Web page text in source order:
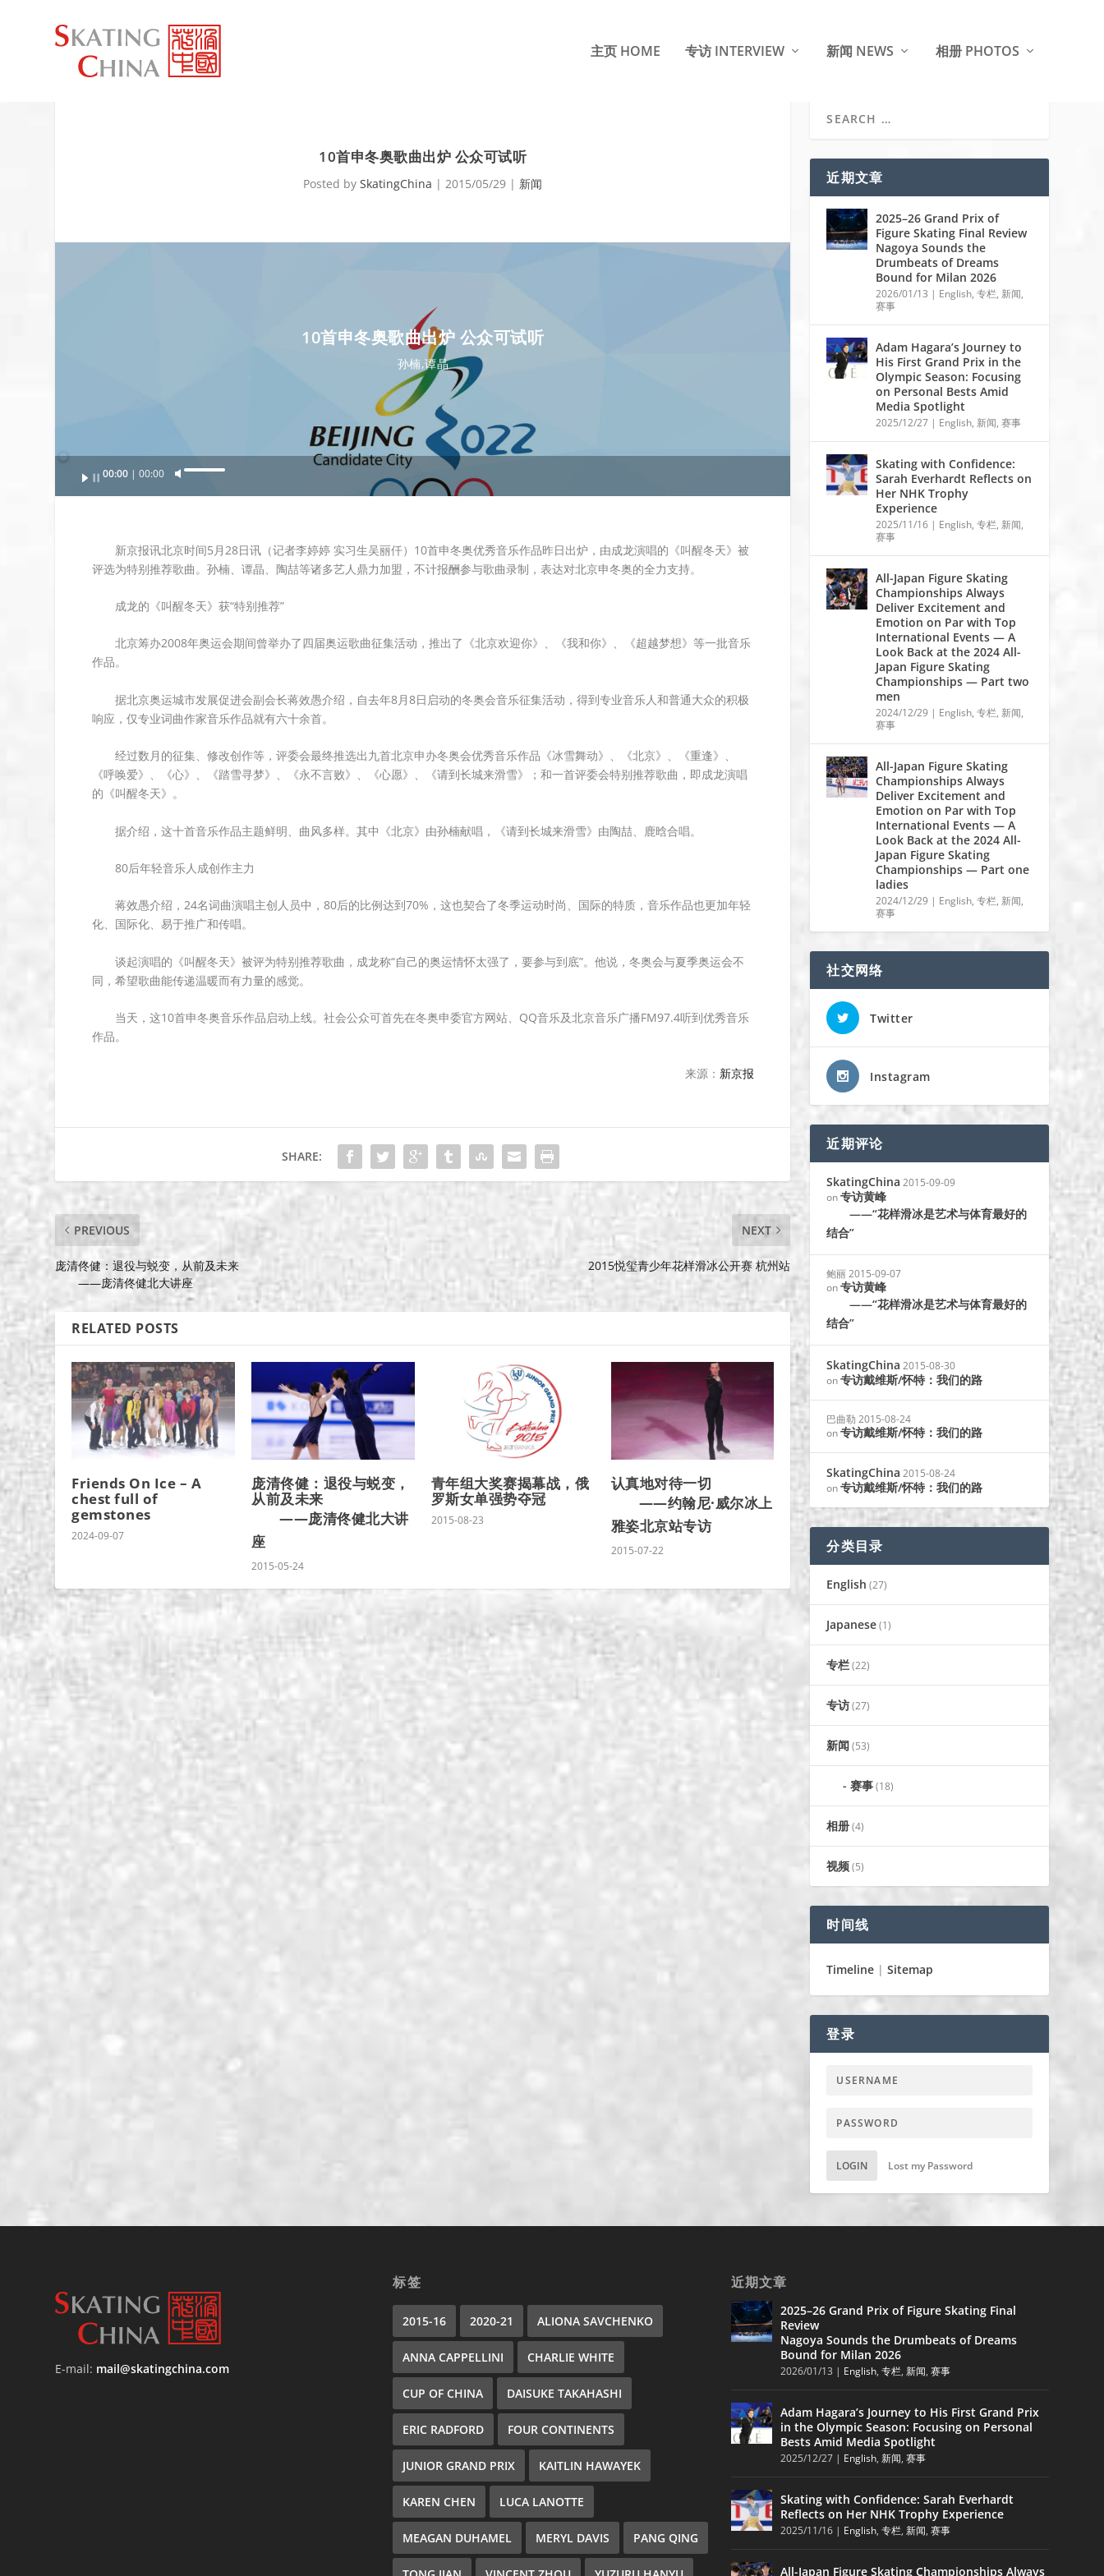
主页 HOME 专访 INTERVIEW 新闻 NEWS 相册 PHOTOS
10首申冬奥歌曲出炉 公众可试听
Posted bySkatingChina |2015/05/29 | 新闻
10首申冬奥歌曲出炉 公众可试听
孙楠,谭晶
Audio
Player
00:00 00:00
U
s
p
/
o
n
r
o
k
e
t
i
c
r
a
s
o
u
e
新京报讯北京时间5月28日讯（记者李婷婷 实习生吴丽仟）10首申冬奥优秀音乐作品昨日出炉，由成龙演唱的《叫醒冬天》被
评选为特别推荐歌曲。孙楠、谭晶、陶喆等诸多艺人鼎力加盟，不计报酬参与歌曲录制，表达对北京申冬奥的全力支持。
成龙的《叫醒冬天》获“特别推荐”
北京筹办2008年奥运会期间曾举办了四届奥运歌曲征集活动，推出了《北京欢迎你》、《我和你》、《超越梦想》等一批音乐
作品。
据北京奥运城市发展促进会副会长蒋效愚介绍，自去年8月8日启动的冬奥会音乐征集活动，得到专业音乐人和普通大众的积极
响应，仅专业词曲作家音乐作品就有六十余首。
经过数月的征集、修改创作等，评委会最终推选出九首北京申办冬奥会优秀音乐作品《冰雪舞动》、《北京》、《重逢》、
《呼唤爱》、《心》、《踏雪寻梦》、《永不言败》、《心愿》、《请到长城来滑雪》；和一首评委会特别推荐歌曲，即成龙演唱
的《叫醒冬天》。
据介绍，这十首音乐作品主题鲜明、曲风多样。其中《北京》由孙楠献唱，《请到长城来滑雪》由陶喆、鹿晗合唱。
80后年轻音乐人成创作主力
蒋效愚介绍，24名词曲演唱主创人员中，80后的比例达到70%，这也契合了冬季运动时尚、国际的特质，音乐作品也更加年轻
化、国际化、易于推广和传唱。
谈起演唱的《叫醒冬天》被评为特别推荐歌曲，成龙称“自己的奥运情怀太强了，要参与到底”。他说，冬奥会与夏季奥运会不
同，希望歌曲能传递温暖而有力量的感觉。
当天，这10首申冬奥音乐作品启动上线。社会公众可首先在冬奥申委官方网站、QQ音乐及北京音乐广播FM97.4听到优秀音乐
作品。
来源： 新京报
SHARE:
PREVIOUS
庞清佟健：退役与蜕变，从前及未来
——庞清佟健北大讲座
NEXT
2015悦玺青少年花样滑冰公开赛 杭州站
RELATED POSTS
Friends On Ice – A
chest full of
gemstones
2024-09-07
庞清佟健：退役与蜕变，
从前及未来
——庞清佟健北大讲
座
2015-05-24
青年组大奖赛揭幕战，俄
罗斯女单强势夺冠
2015-08-23
认真地对待一切
——约翰尼·威尔冰上
雅姿北京站专访
2015-07-22
近期文章
2025–26 Grand Prix of
Figure Skating Final Review
Nagoya Sounds the
Drumbeats of Dreams
Bound for Milan 2026
2026/01/13 | English,专栏, 新闻,
赛事
Adam Hagara’s Journey to
His First Grand Prix in the
Olympic Season: Focusing
on Personal Bests Amid
Media Spotlight
2025/12/27 | English, 新闻,赛事
Skating with Confidence:
Sarah Everhardt Reflects on
Her NHK Trophy
Experience
2025/11/16 | English,专栏, 新闻,
赛事
All-Japan Figure Skating
Championships Always
Deliver Excitement and
Emotion on Par with Top
International Events — A
Look Back at the 2024 All-
Japan Figure Skating
Championships — Part two
men
2024/12/29 | English,专栏, 新闻,
赛事
All-Japan Figure Skating
Championships Always
Deliver Excitement and
Emotion on Par with Top
International Events — A
Look Back at the 2024 All-
Japan Figure Skating
Championships — Part one
ladies
2024/12/29 | English,专栏, 新闻,
赛事
社交网络
Twitter
Instagram
近期评论
SkatingChina 2015-09-09
on专访黄峰
——“花样滑冰是艺术与体育最好的
结合”
鲍丽2015-09-07
on专访黄峰
——“花样滑冰是艺术与体育最好的
结合”
SkatingChina 2015-08-30
on专访戴维斯/怀特：我们的路
巴曲勒 2015-08-24
on专访戴维斯/怀特：我们的路
SkatingChina 2015-08-24
on专访戴维斯/怀特：我们的路
分类目录
English (27)
Japanese(1)
专栏(22)
专访(27)
新闻(53)
赛事(18)
相册(4)
视频(5)
时间线
Timeline |Sitemap
登录
LOGIN Lost my Password
E-mail: mail@skatingchina.com
标签
2015-16 2020-21 ALIONA SAVCHENKO
ANNA CAPPELLINI CHARLIE WHITE
CUP OF CHINA DAISUKE TAKAHASHI
ERIC RADFORD FOUR CONTINENTS
JUNIOR GRAND PRIX KAITLIN HAWAYEK
KAREN CHEN LUCA LANOTTE
MEAGAN DUHAMEL MERYL DAVIS PANG QING
近期文章
2025–26 Grand Prix of Figure Skating Final
Review
Nagoya Sounds the Drumbeats of Dreams
Bound for Milan 2026
2026/01/13 | English, 专栏, 新闻, 赛事
Adam Hagara’s Journey to His First Grand Prix
in the Olympic Season: Focusing on Personal
Bests Amid Media Spotlight
2025/12/27| English, 新闻, 赛事
Skating with Confidence: Sarah Everhardt
Reflects on Her NHK Trophy Experience
2025/11/16| English, 专栏, 新闻, 赛事
All-Japan Figure Skating Championships Always